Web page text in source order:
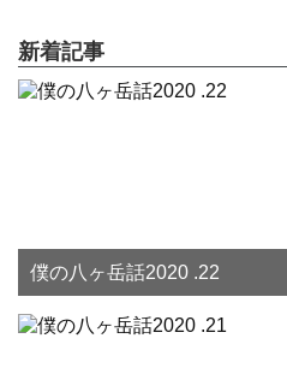
新着記事
僕の八ヶ岳話2020 .22